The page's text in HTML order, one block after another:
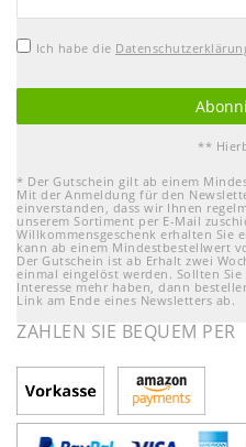
Honig
Ich habe die
**
* Der Gutschein gilt ab einem
Mit der Anmeldung für den
einverstanden, dass wir Ihnen
unserem Sortiment per E-Mail
Willkommensgeschenk erhalten Sie
kann ab einem Mindestbestellwert
Der Gutschein ist ab Erhalt zwei
einmal eingelöst werden. Sollten
Interesse mehr haben, dann
Link am Ende eines Newsletters ab.
ZAHLEN SIE BEQUEM PER